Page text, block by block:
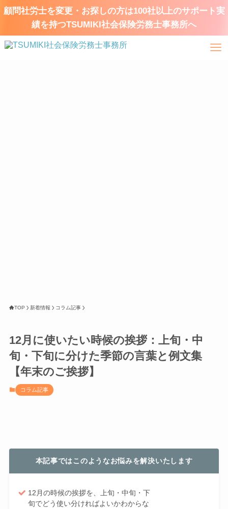
顧問社労士を変更・お探しの方は100社以上のサポート実
績を持つTSUMIKI社会保険労務士事務所へ
TOP 新着情報 コラム記事
12月に使いたい時候の挨拶：上旬・中
旬・下旬に分けた季節の言葉と例文集
【年末のご挨拶】
コラム記事
本記事ではこのようなお悩みを解決いたします
12月の時候の挨拶を、上旬・中旬・下
旬でどう使い分ければよいかわからな